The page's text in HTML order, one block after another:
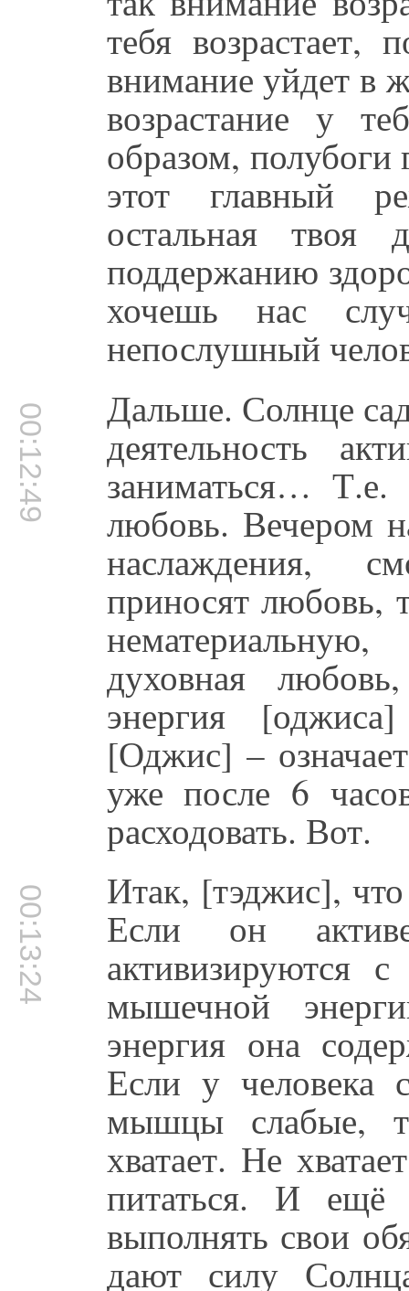
тебя
внимание уйдет в
возрастание у
образом, полубоги
этот главный
остальная твоя
поддержанию
хочешь нас
непослушный
00:12:49 Дальше. Солнце
деятельность
заниматься… Т.е.
любовь. Вечером
наслаждения,
приносят любовь,
духовная
энергия
[Оджис] –
уже после 6
расходовать. Вот.
00:13:24 Итак, [тэджис],
Если он
активизируются
мышечной
энергия она
Если у человека
мышцы слабые,
хватает. Не
питаться. И ещё
выполнять свои
дают силу